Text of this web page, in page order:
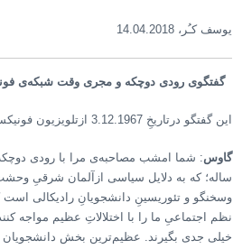
یوسف کـُر، 14.04.2018
گفتگوی رودی دوچکه و مجری وقت شبکه‌ی
این گفتگو درتاریخِ 3.12.1967 ازتلویزیون فونیکس آلمان پخش شده و رودی دوچکه به 65 سوال گاوس بطور شفاف جواب داده.
گاوس
ساله؛ که به دلایل سیاسی ازآلمان شرقیِ
وسخنگو و تئوریسینِ دانشجویانِ رادیکالی است
نظم اجتماعیِ ما را با اختلالاتِ عظیم مواجه
خیلی جدی بگیرند. عظیم‌ترین بخش دانشجویان